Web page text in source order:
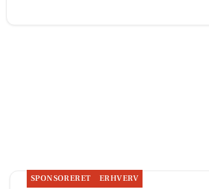
SPONSORERET ERHVERV